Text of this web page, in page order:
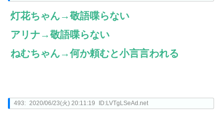
灯花ちゃん→敬語喋らない
アリナ→敬語喋らない
ねむちゃん→何か頼むと小言言われる
493: 2020/06/23(火) 20:11:19 ID:LVTgLSeAd.net